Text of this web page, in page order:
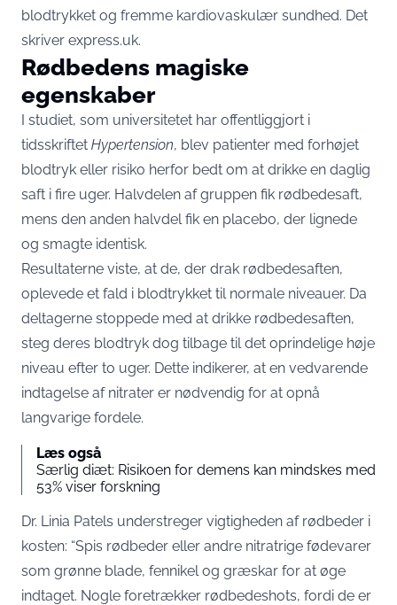
blodtrykket og fremme kardiovaskulær sundhed. Det
skriver express.uk.
Rødbedens magiske
egenskaber
I studiet, som universitetet har offentliggjort i
tidsskriftet Hypertension, blev patienter med forhøjet
blodtryk eller risiko herfor bedt om at drikke en daglig
saft i fire uger. Halvdelen af gruppen fik rødbedesaft,
mens den anden halvdel fik en placebo, der lignede
og smagte identisk.
Resultaterne viste, at de, der drak rødbedesaften,
oplevede et fald i blodtrykket til normale niveauer. Da
deltagerne stoppede med at drikke rødbedesaften,
steg deres blodtryk dog tilbage til det oprindelige høje
niveau efter to uger. Dette indikerer, at en vedvarende
indtagelse af nitrater er nødvendig for at opnå
langvarige fordele.
Læs også
Særlig diæt: Risikoen for demens kan mindskes med
53% viser forskning
Dr. Linia Patels understreger vigtigheden af rødbeder i
kosten: “Spis rødbeder eller andre nitratrige fødevarer
som grønne blade, fennikel og græskar for at øge
indtaget. Nogle foretrækker rødbedeshots, fordi de er